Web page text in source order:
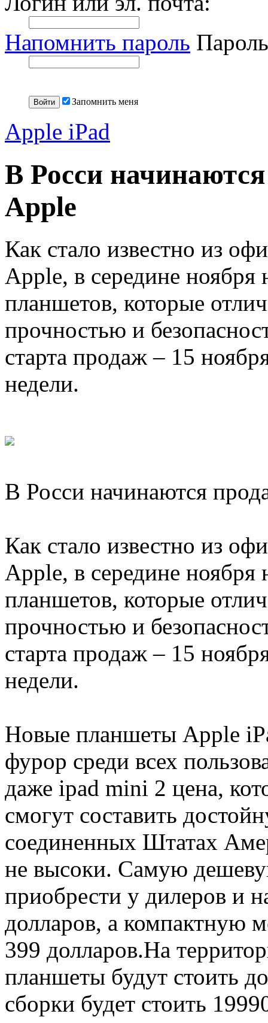
Напомнить пароль
Запомнить меня
Apple iPad
В Росси
Apple
Как стало известно из
Apple, в середине
планшетов, которые
прочностью и
старта продаж – 15
недели.
В Росси начинаются
Как стало известно из
Apple, в середине
планшетов, которые
прочностью и
старта продаж – 15
недели.
Новые планшеты Apple
фурор среди всех
даже ipad mini 2 цена,
смогут составить
соединенных Штатах
не высоки. Самую
приобрести у дилеров и
долларов, а компактную
399 долларов.На
планшеты будут стоить
сборки будет стоить